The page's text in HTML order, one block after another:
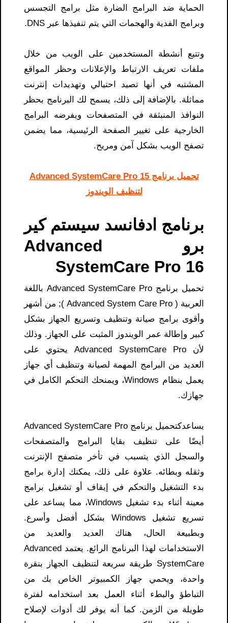
الحماية ضد البرامج الضارة مثل برامج التجسس
وبرامج الفدية والهجمات التي يتم تنفيذها عبر DNS.
وتتبع أنشطة المستخدمين على الويب من خلال
ملفات تعريف الارتباط والإعلانات وحظر المواقع
المشتبه في أنها تصيد احتيالي وتهديدات إنترنت
مماثلة. بالإضافة إلى ذلك، يسمح لك البرنامج بحظر
النوافذ المنبثقة في المتصفحات ويفرضه البرامج
الخارجية على تغيير الصفحة الرئيسية، مما يضمن
تصفح الويب بشكل آمن ومريح.
تحميل برنامج Advanced SystemCare Pro 15
لتنظيف الويندوز
برنامج ادفانسد سيستم كير
برو Advanced
SystemCare Pro 16
تحميل برنامج Advanced SystemCare Pro باللغة
العربية ( Advanced System Care Pro ); من أشهر
وأقوى برامج صيانة وتنظيف وتسريع الجهاز بشكل
كبير وإطالة عمر الويندوز المثبت على الجهاز. وذلك
لأن Advanced SystemCare Pro يحتوي على
العديد من البرامج المهمة لصيانة وتنظيف أي جهاز
يعمل بنظام Windows، ويمنحك التحكم الكامل في
جهازك.
يساعدكتحميل برنامج Advanced SystemCare Pro
أيضًا على تنظيف بقايا البرامج والمتصفحات
والسجل الذي يتسبب في تأخر متصفح الإنترنت
وثقله وبطائه. علاوة على ذلك، يمكنك إدارة برامج
بدء التشغيل والتحكم في إيقاف أو تشغيل برامج
معينة أثناء بدء تشغيل Windows، مما يساعد على
تسريع تشغيل Windows بشكل أفضل وأسرع.
وبطبيعة الحال، هناك العديد والعديد من
الاستخدامات لهذا البرنامج الرائع. يعتمد Advanced
SystemCare طريقة سريعة لتنظيف الجهاز بنقرة
واحدة، ويحمي جهاز الكمبيوتر الخاص بك من
التباطؤ والبطء أثناء العمل بعد استخدامه لفترة
طويلة من الزمن. كما أنه يوفر لك أدوات لإصلاح